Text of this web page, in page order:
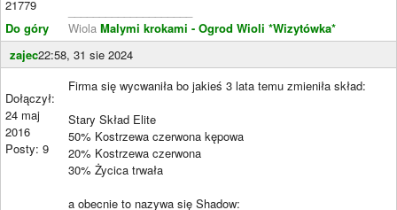
21779
Do góry
Wiola Malymi krokami - Ogrod Wioli *Wizytówka*
zajec22:58, 31 sie 2024
Dołączył:
24 maj
2016
Posty: 9
Firma się wycwaniła bo jakieś 3 lata temu zmieniła skład:
Stary Skład Elite
50% Kostrzewa czerwona kępowa
20% Kostrzewa czerwona
30% Życica trwała
a obecnie to nazywa się Shadow: